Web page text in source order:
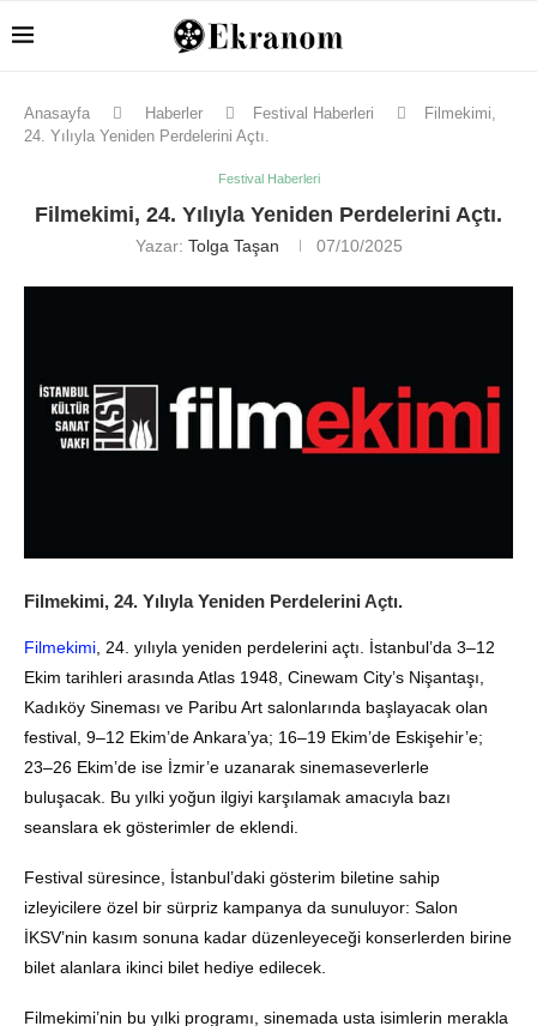
Anasayfa Haberler Festival Haberleri
Filmekimi,
24. Yılıyla Yeniden Perdelerini Açtı.
Festival Haberleri
Filmekimi, 24. Yılıyla Yeniden Perdelerini Açtı.
Yazar: Tolga Taşan 07/10/2025
Filmekimi, 24. Yılıyla Yeniden Perdelerini Açtı.
Filmekimi , 24. yılıyla yeniden perdelerini açtı. İstanbul’da 3–12
Ekim tarihleri arasında Atlas 1948, Cinewam City’s Nişantaşı,
Kadıköy Sineması ve Paribu Art salonlarında başlayacak olan
festival, 9–12 Ekim’de Ankara’ya; 16–19 Ekim’de Eskişehir’e;
23–26 Ekim’de ise İzmir’e uzanarak sinemaseverlerle
buluşacak. Bu yılki yoğun ilgiyi karşılamak amacıyla bazı
seanslara ek gösterimler de eklendi.
Festival süresince, İstanbul’daki gösterim biletine sahip
izleyicilere özel bir sürpriz kampanya da sunuluyor: Salon
İKSV’nin kasım sonuna kadar düzenleyeceği konserlerden birine
bilet alanlara ikinci bilet hediye edilecek.
Filmekimi’nin bu yılki programı, sinemada usta isimlerin merakla